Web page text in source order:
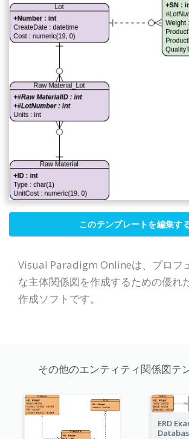
このテンプレートを編集す
Visual Paradigm Onlineは、プロフ
な主体関係図を作成するための優れ
作成ソフトです。
その他のエンティティ関係図テ
ERD